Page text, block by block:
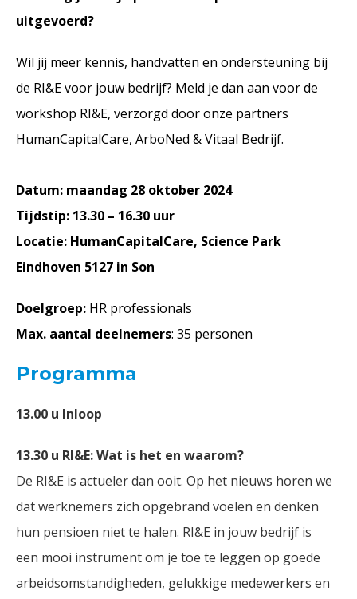
uitgevoerd?
Wil jij meer kennis, handvatten en ondersteuning bij
de RI&E voor jouw bedrijf? Meld je dan aan voor de
workshop RI&E, verzorgd door onze partners
HumanCapitalCare, ArboNed & Vitaal Bedrijf.
Datum: maandag 28 oktober 2024
Tijdstip: 13.30 – 16.30 uur
Locatie: HumanCapitalCare, Science Park
Eindhoven 5127 in Son
Doelgroep: HR professionals
Max. aantal deelnemers: 35 personen
Programma
13.00 u Inloop
13.30 u RI&E: Wat is het en waarom?
De RI&E is actueler dan ooit. Op het nieuws horen we
dat werknemers zich opgebrand voelen en denken
hun pensioen niet te halen. RI&E in jouw bedrijf is
een mooi instrument om je toe te leggen op goede
arbeidsomstandigheden, gelukkige medewerkers en